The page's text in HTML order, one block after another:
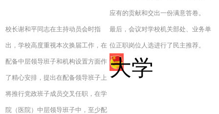
应有的贡献和交出一份满意答卷。
校长谢和平同志在主持动员会时指
出，学校高度重视本次换届工作，在
配备中层领导班子和机构设置方面作
了精心安排，提出在配备领导班子上
将推行党政班子成员交叉任职，在学
院（医院）中层领导班子中，至少配
最后，会议对学校机关部处、业务单
位正职岗位人选进行了民主推荐。
大学
版权所有：汉寿教育信息网
| 联系我们